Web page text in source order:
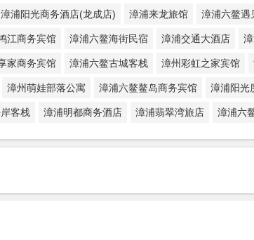
浦阳光商务酒店(龙成店) 漳浦来龙旅馆 漳浦六鳌遇
江商务宾馆 漳浦六鳌海街民宿 漳浦交通大酒店
家商务宾馆 漳浦六鳌古城客栈 漳州彩虹之家宾馆
漳州萌娃部落公寓 漳浦六鳌鳌岛商务宾馆 漳浦阳光
客栈 漳浦明都商务酒店 漳浦翡翠湾旅店 漳浦六